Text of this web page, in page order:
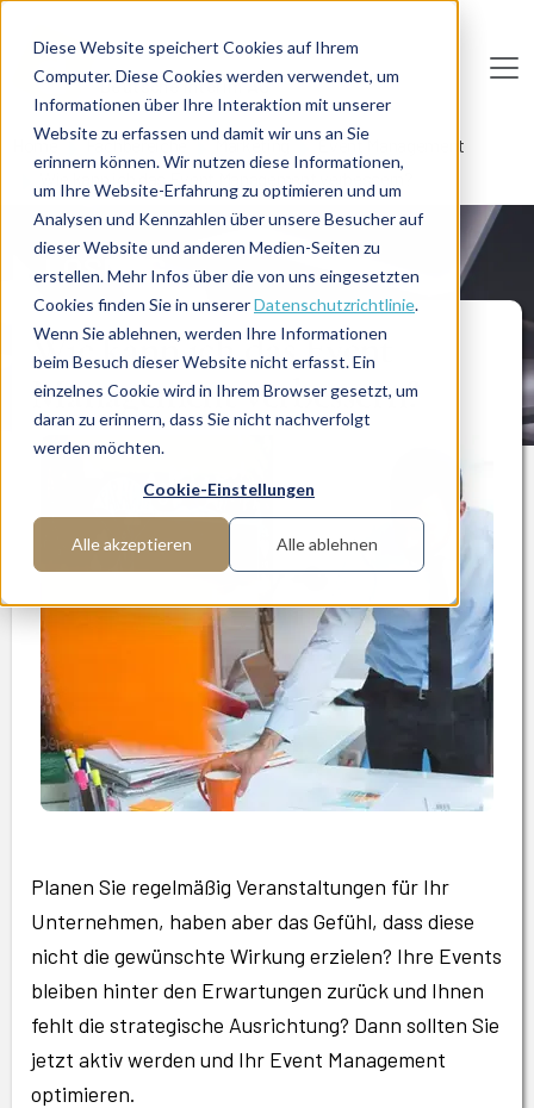
Diese Website speichert Cookies auf Ihrem
Computer. Diese Cookies werden verwendet, um
Informationen über Ihre Interaktion mit unserer
Website zu erfassen und damit wir uns an Sie
erinnern können. Wir nutzen diese Informationen,
um Ihre Website-Erfahrung zu optimieren und um
Analysen und Kennzahlen über unsere Besucher auf
dieser Website und anderen Medien-Seiten zu
erstellen. Mehr Infos über die von uns eingesetzten
Cookies finden Sie in unsererDatenschutzrichtlinie.
Wenn Sie ablehnen, werden Ihre Informationen
beim Besuch dieser Website nicht erfasst. Ein
einzelnes Cookie wird in Ihrem Browser gesetzt, um
daran zu erinnern, dass Sie nicht nachverfolgt
werden möchten.
Cookie-Einstellungen
Alle akzeptieren Alle ablehnen
Deutsc he Interim AG
Home Fachbereiche Marketing
Event Management
Wie kann ich das Event Management verbessern?
LÖSUNG
Wie kann ich das Event
Management verbessern?
Planen Sie regelmäßig Veranstaltungen für Ihr
Unternehmen, haben aber das Gefühl, dass diese
nicht die gewünschte Wirkung erzielen? Ihre Events
bleiben hinter den Erwartungen zurück und Ihnen
fehlt die strategische Ausrichtung? Dann sollten Sie
jetzt aktiv werden und Ihr Event Management
optimieren.